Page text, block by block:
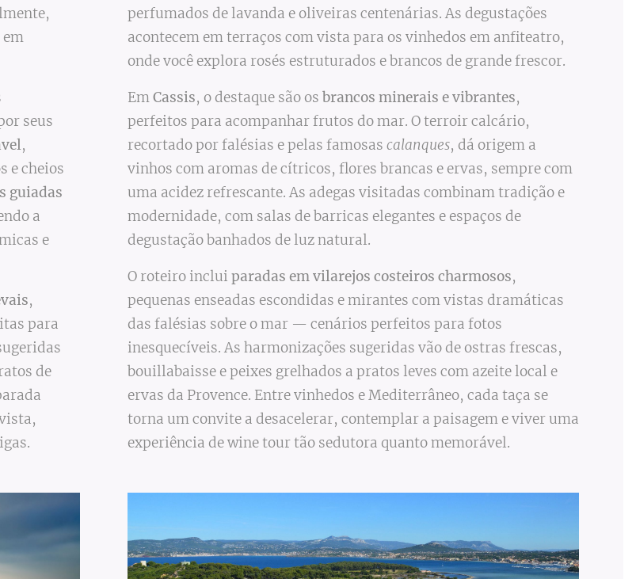
em
seus
,
e cheios
guiadas
a
e
,
para
de
perfumados de lavanda e oliveiras centenárias. As degustações
acontecem em terraços com vista para os vinhedos em anfiteatro,
onde você explora rosés estruturados e brancos de grande frescor.
EmCassis, o destaque são os brancos minerais e vibrantes,
perfeitos para acompanhar frutos do mar. O terroir calcário,
recortado por falésias e pelas famosas calanques, dá origem a
vinhos com aromas de cítricos, flores brancas e ervas, sempre com
uma acidez refrescante. As adegas visitadas combinam tradição e
modernidade, com salas de barricas elegantes e espaços de
degustação banhados de luz natural.
O roteiro inclui paradas em vilarejos costeiros charmosos,
pequenas enseadas escondidas e mirantes com vistas dramáticas
das falésias sobre o mar — cenários perfeitos para fotos
inesquecíveis. As harmonizações sugeridas vão de ostras frescas,
bouillabaisse e peixes grelhados a pratos leves com azeite local e
ervas da Provence. Entre vinhedos e Mediterrâneo, cada taça se
torna um convite a desacelerar, contemplar a paisagem e viver uma
experiência de wine tour tão sedutora quanto memorável.